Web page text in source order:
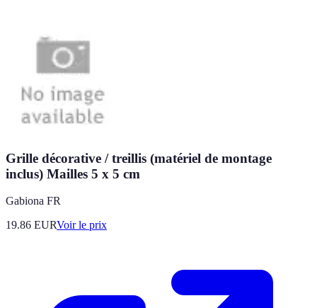
Grille décorative / treillis (matériel de montage
inclus) Mailles 5 x 5 cm
Gabiona FR
19.86 EURVoir le prix